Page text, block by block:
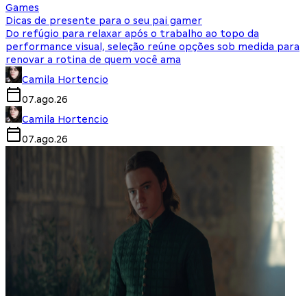
Games
Dicas de presente para o seu pai gamer
Do refúgio para relaxar após o trabalho ao topo da
performance visual, seleção reúne opções sob medida para
renovar a rotina de quem você ama
Camila Hortencio
07.ago.26
Camila Hortencio
07.ago.26